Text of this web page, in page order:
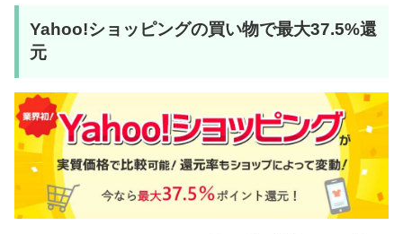
Yahoo!ショッピングの買い物で最大37.5%還
元